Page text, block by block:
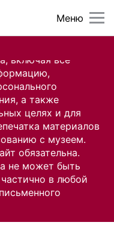
включая все
а также
целях и для
материалов
с музеем.
обязательна.
не может быть
в любой
Меню